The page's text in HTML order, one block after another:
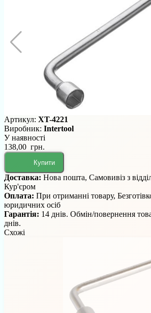
Артикул: XT-4221
Виробник: Intertool
У наявності
138,00 грн.
Купити
Доставка: Нова пошта, Самовивіз з
Кур'єром
Оплата: При отриманні товару,
юридичних осіб
Гарантія: 14 днів. Обмін/повернення
днів.
Схожі